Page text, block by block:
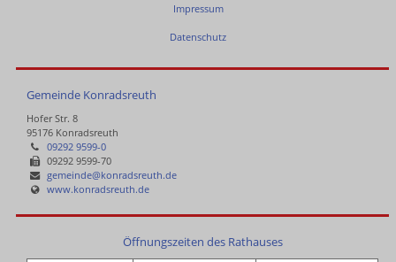
Impressum
Datenschutz
Gemeinde Konradsreuth
Hofer Str. 8
95176 Konradsreuth
09292 9599-0
09292 9599-70
gemeinde@konradsreuth.de
www.konradsreuth.de
Öffnungszeiten des Rathauses